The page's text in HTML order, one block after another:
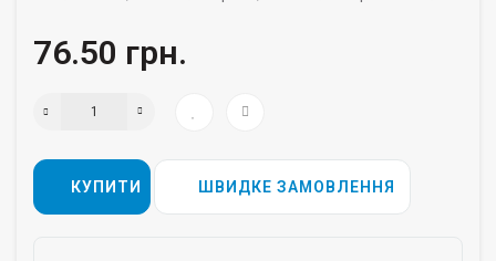
76.50 грн.
КУПИТИ ШВИДКЕ ЗАМОВЛЕННЯ